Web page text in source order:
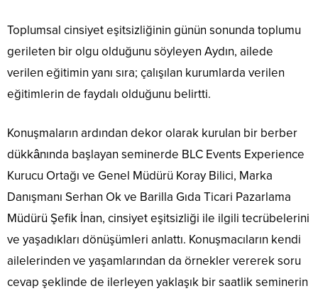
Toplumsal cinsiyet eşitsizliğinin günün sonunda toplumu
gerileten bir olgu olduğunu söyleyen Aydın, ailede
verilen eğitimin yanı sıra; çalışılan kurumlarda verilen
eğitimlerin de faydalı olduğunu belirtti.
Konuşmaların ardından dekor olarak kurulan bir berber
dükkânında başlayan seminerde BLC Events Experience
Kurucu Ortağı ve Genel Müdürü Koray Bilici, Marka
Danışmanı Serhan Ok ve Barilla Gıda Ticari Pazarlama
Müdürü Şefik İnan, cinsiyet eşitsizliği ile ilgili tecrübelerini
ve yaşadıkları dönüşümleri anlattı. Konuşmacıların kendi
ailelerinden ve yaşamlarından da örnekler vererek soru
cevap şeklinde de ilerleyen yaklaşık bir saatlik seminerin